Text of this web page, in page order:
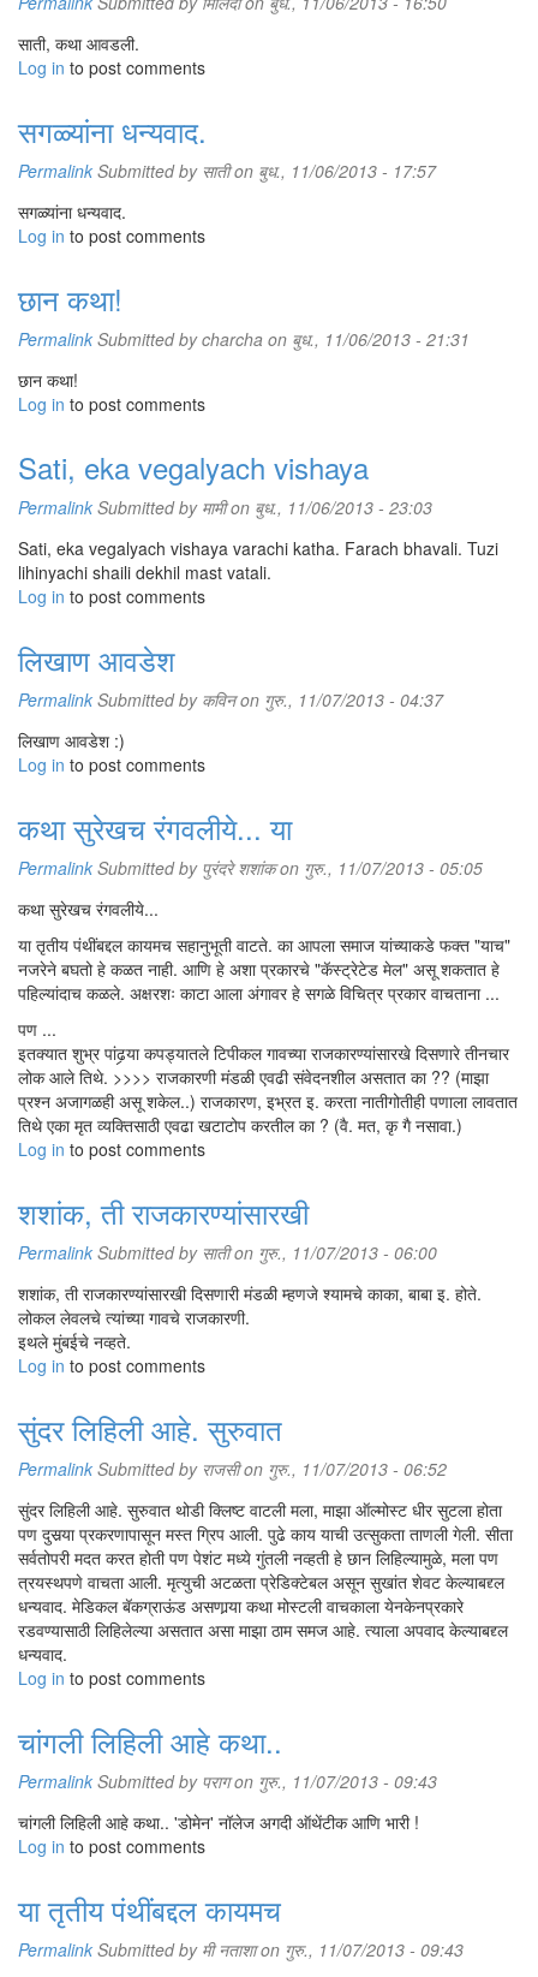
साती, कथा आवडली.
Log in to post comments
सगळ्यांना धन्यवाद.
Permalink Submitted by सातीon बुध., 11/06/2013 - 17:57
सगळ्यांना धन्यवाद.
Log in to post comments
छान कथा!
Permalink Submitted bycharcha on बुध., 11/06/2013 - 21:31
छान कथा!
Log in to post comments
Sati, eka vegalyach vishaya
Permalink Submitted by मामीon बुध., 11/06/2013 - 23:03
Sati, eka vegalyach vishaya varachi katha. Farach bhavali. Tuzi
lihinyachi shaili dekhil mast vatali.
Log in to post comments
लिखाण आवडेश
Permalink Submitted by कविनon गुरु., 11/07/2013 - 04:37
लिखाण आवडेश :)
Log in to post comments
कथा सुरेखच रंगवलीये... या
Permalink Submitted by पुरंदरे शशांकon गुरु., 11/07/2013 - 05:05
कथा सुरेखच रंगवलीये...
या तृतीय पंथींबद्दल कायमच सहानुभूती वाटते. का आपला समाज यांच्याकडे फक्त "याच"
नजरेने बघतो हे कळत नाही. आणि हे अशा प्रकारचे "कॅस्ट्रेटेड मेल" असू शकतात हे
पहिल्यांदाच कळले. अक्षरशः काटा आला अंगावर हे सगळे विचित्र प्रकार वाचताना ...
पण ...
इतक्यात शुभ्र पांढर्‍या कपड्यातले टिपीकल गावच्या राजकारण्यांसारखे दिसणारे तीनचार
लोक आले तिथे. >>>> राजकारणी मंडळी एवढी संवेदनशील असतात का ?? (माझा
प्रश्न अजागळही असू शकेल..) राजकारण, इभ्रत इ. करता नातीगोतीही पणाला लावतात
तिथे एका मृत व्यक्तिसाठी एवढा खटाटोप करतील का ? (वै. मत, कृ गै नसावा.)
Log in to post comments
शशांक, ती राजकारण्यांसारखी
Permalink Submitted by सातीon गुरु., 11/07/2013 - 06:00
शशांक, ती राजकारण्यांसारखी दिसणारी मंडळी म्हणजे श्यामचे काका, बाबा इ. होते.
लोकल लेवलचे त्यांच्या गावचे राजकारणी.
इथले मुंबईचे नव्हते.
Log in to post comments
सुंदर लिहिली आहे. सुरुवात
Permalink Submitted by राजसीon गुरु., 11/07/2013 - 06:52
सुंदर लिहिली आहे. सुरुवात थोडी क्लिष्ट वाटली मला, माझा ऑल्मोस्ट धीर सुटला होता
पण दुसर्‍या प्रकरणापासून मस्त ग्रिप आली. पुढे काय याची उत्सुकता ताणली गेली. सीता
सर्वतोपरी मदत करत होती पण पेशंट मध्ये गुंतली नव्हती हे छान लिहिल्यामुळे, मला पण
त्रयस्थपणे वाचता आली. मृत्युची अटळता प्रेडिक्टेबल असून सुखांत शेवट केल्याबद्द्ल
धन्यवाद. मेडिकल बॅकग्राऊंड असणार्‍या कथा मोस्टली वाचकाला येनकेनप्रकारे
रडवण्यासाठी लिहिलेल्या असतात असा माझा ठाम समज आहे. त्याला अपवाद केल्याबद्द्ल
धन्यवाद.
Log in to post comments
चांगली लिहिली आहे कथा..
Permalink Submitted by परागon गुरु., 11/07/2013 - 09:43
चांगली लिहिली आहे कथा.. 'डोमेन' नॉलेज अगदी ऑथेंटीक आणि भारी !
Log in to post comments
या तृतीय पंथींबद्दल कायमच
Permalink Submitted by मी नताशाon गुरु., 11/07/2013 - 09:43